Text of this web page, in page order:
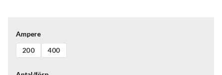
Ampere
200
400